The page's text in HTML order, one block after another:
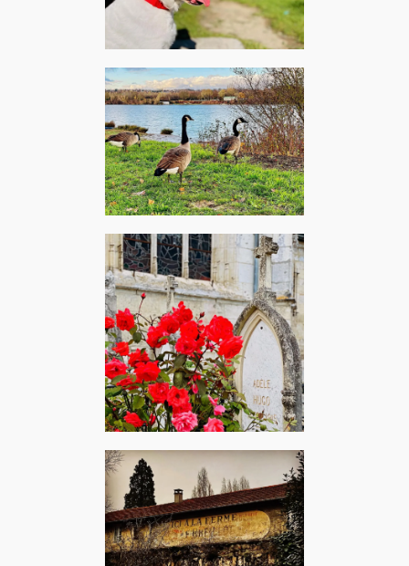
Aberystwyth, août 2023 –
The Alan Parsons Project :
Old and wise
Vigneux-sur-Seine,
décembre 2023 – Dooz
Kawa : Les oies sauvages
Villequier, juillet 2024 –
Adele : Rolling in the deep